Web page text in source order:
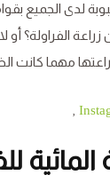
لدى الجميع
الفراولة؟ أو لا
مهما كانت